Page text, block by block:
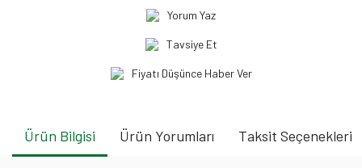
Yorum Yaz
Tavsiye Et
Fiyatı Düşünce Haber Ver
Ürün Bilgisi Ürün Yorumları Taksit Seçenekleri